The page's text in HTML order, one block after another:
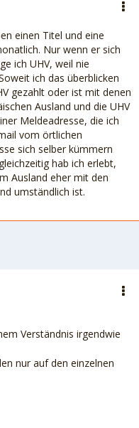
einen Titel und eine
Nur wenn er sich
ich UHV, weil nie
ich das überblicken
gezahlt oder ist mit denen
Ausland und die UHV
Meldeadresse, die ich
vom örtlichen
sich selber kümmern
hab ich erlebt,
Ausland eher mit den
umständlich ist.
Verständnis irgendwie
nur auf den einzelnen